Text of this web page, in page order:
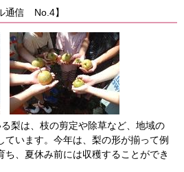
通信 No.4】
梨は、枝の剪定や除草など、地域の
ています。今年は、梨の形が揃って例
ち、夏休み前には収穫することができ